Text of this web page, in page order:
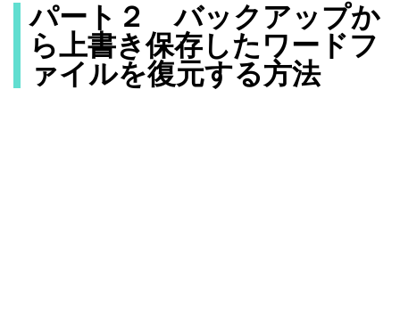
パート２ バックアップか
ら上書き保存したワードフ
ァイルを復元する方法